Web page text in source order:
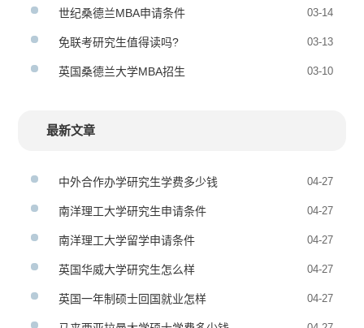
世纪桑德兰MBA申请条件 03-14
免联考研究生值得读吗? 03-13
英国桑德兰大学MBA招生 03-10
最新文章
中外合作办学研究生学费多少钱 04-27
南洋理工大学研究生申请条件 04-27
南洋理工大学留学申请条件 04-27
英国华威大学研究生怎么样 04-27
英国一年制硕士回国就业怎样 04-27